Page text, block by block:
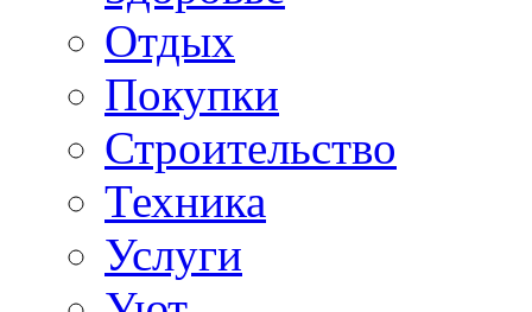
Отдых
Покупки
Строительство
Техника
Услуги